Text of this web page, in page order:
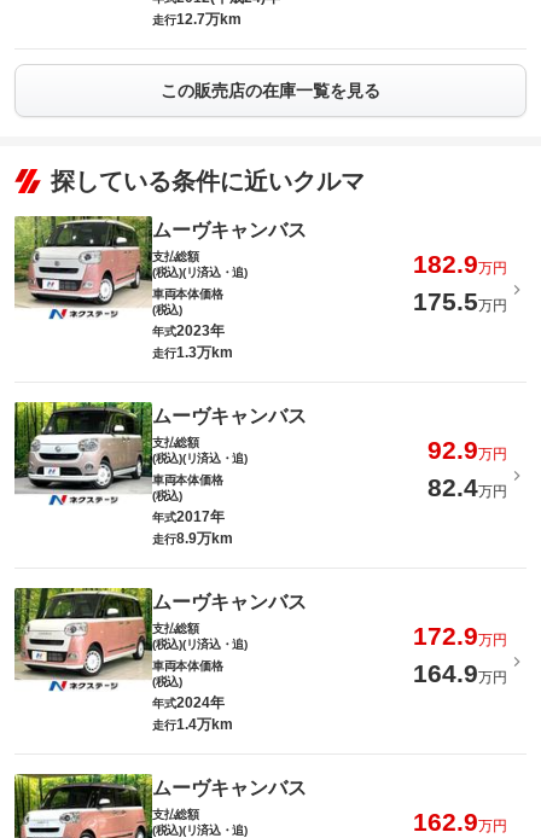
走行12.7万km
この販売店の在庫一覧を見る
探している条件に近いクルマ
ムーヴキャンバス
支払総額
(税込)(リ済込・追)
182.9万円
車両本体価格
(税込)
175.5万円
年式2023年
走行1.3万km
ムーヴキャンバス
支払総額
(税込)(リ済込・追)
92.9万円
車両本体価格
(税込)
82.4万円
年式2017年
走行8.9万km
ムーヴキャンバス
支払総額
(税込)(リ済込・追)
172.9万円
車両本体価格
(税込)
164.9万円
年式2024年
走行1.4万km
ムーヴキャンバス
支払総額
(税込)(リ済込・追)
162.9万円